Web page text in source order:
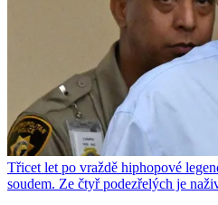
Třicet let po vraždě hiphopové
soudem. Ze čtyř podezřelých je